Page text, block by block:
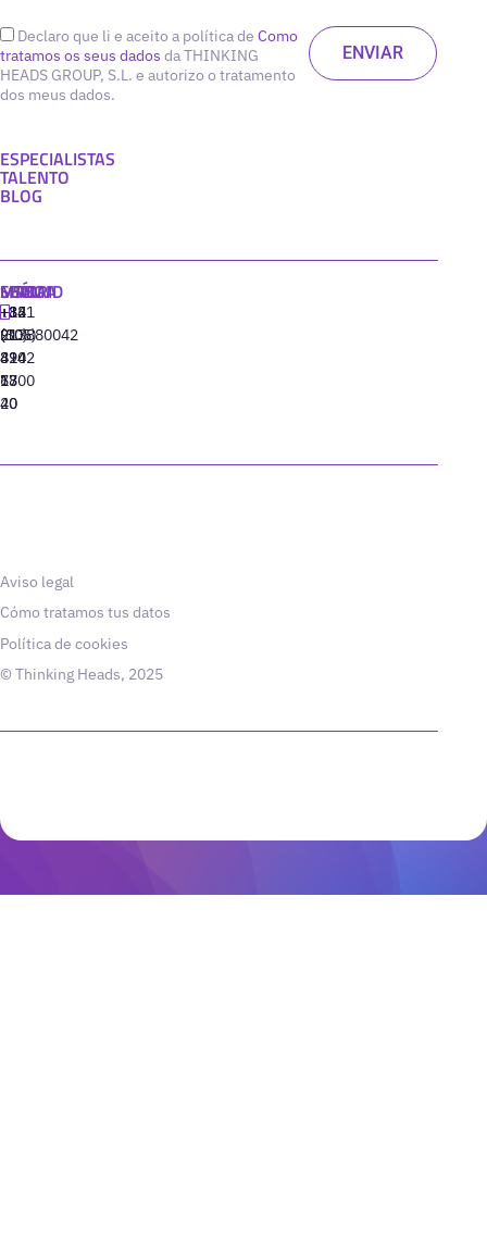
Declaro que li e aceito a política de Como
tratamos os seus dados da THINKING
HEADS GROUP, S.L. e autorizo o tratamento
dos meus dados.
ESPECIALISTAS
TALENTO
BLOG
MADRID
+34
91
310
77
40
MIAMI
+1
(305)
424
13
20
SEÚL
+82
(10)
8942
6800
LISBOA
‪+351
213880042
Aviso legal
Cómo tratamos tus datos
Política de cookies
© Thinking Heads, 2025